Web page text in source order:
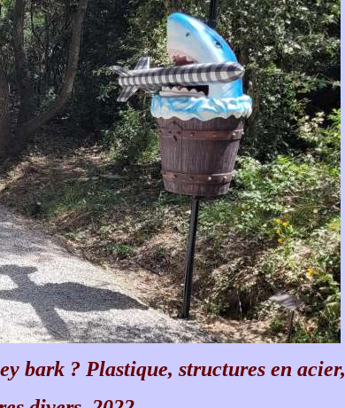
bark ? Plastique, structures en acier,